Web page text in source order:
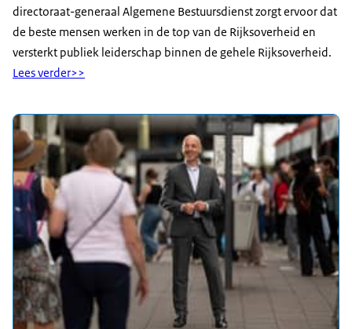
directoraat-generaal Algemene Bestuursdienst zorgt ervoor dat
de beste mensen werken in de top van de Rijksoverheid en
versterkt publiek leiderschap binnen de gehele Rijksoverheid.
Lees verder>>
Uitgelicht